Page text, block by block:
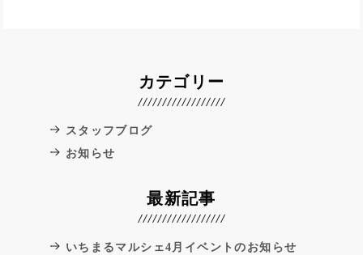
カテゴリー
スタッフブログ
お知らせ
最新記事
いちまるマルシェ4月イベントのお知らせ